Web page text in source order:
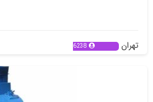
تهران 6238